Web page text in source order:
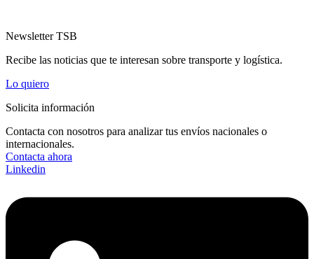
Newsletter TSB
Recibe las noticias que te interesan sobre transporte y logística.
Lo quiero
Solicita información
Contacta con nosotros para analizar tus envíos nacionales o
internacionales.
Contacta ahora
Linkedin